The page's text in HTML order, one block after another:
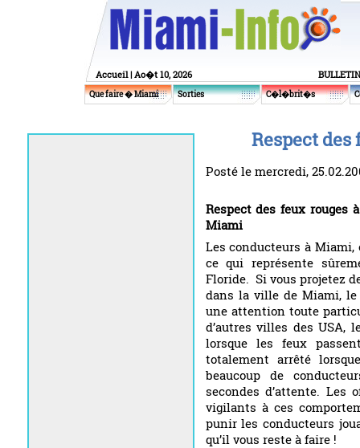
Accueil| Ao�t 10, 2026
Que faire � Miami Sorties C�l�brit�s
Respect
Posté le mercredi,
Respect des feux rouges
Miami
Les conducteurs à
ce qui représente
Floride. Si vous projetez
dans la ville de Miami,
une attention toute
d’autres villes des USA,
lorsque les feux
totalement arrêté
beaucoup de
secondes d’attente.
vigilants à ces
punir les conducteurs
qu’il vous reste à faire !